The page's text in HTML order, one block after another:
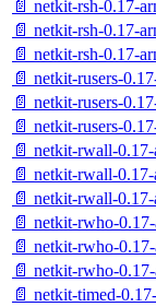
📄 netkit-rsh-0.17-
📄 netkit-rsh-0.17-
📄 netkit-rsh-0.17-
📄 netkit-rusers-
📄 netkit-rusers-
📄 netkit-rusers-
📄 netkit-rwall-
📄 netkit-rwall-
📄 netkit-rwall-
📄 netkit-rwho-
📄 netkit-rwho-
📄 netkit-rwho-
📄 netkit-timed-